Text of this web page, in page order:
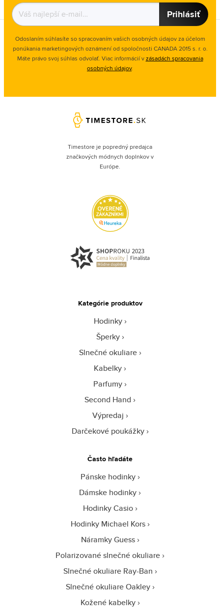
Prihlásiť
Odoslaním súhlasíte so spracovaním vašich osobných údajov za účelom
ponúkania marketingových oznámení od spoločnosti CANADA 2015 s. r. o.
Máte právo svoj súhlas odvolať. Viac informácií vzásadách spracovania
osobných údajov.
Timestore je popredný predajca
značkových módnych doplnkov v
Európe.
Kategórie produktov
Hodinky
Šperky
Slnečné okuliare
Kabelky
Parfumy
Second Hand
Výpredaj
Darčekové poukážky
Často hľadáte
Pánske hodinky
Dámske hodinky
Hodinky Casio
Hodinky Michael Kors
Náramky Guess
Polarizované slnečné okuliare
Slnečné okuliare Ray-Ban
Slnečné okuliare Oakley
Kožené kabelky